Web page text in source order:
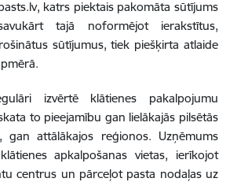
katrs piektais pakomāta sūtījums
tajā noformējot ierakstītus,
sūtījumus, tiek piešķirta atlaide
izvērtē klātienes pakalpojumu
to pieejamību gan lielākajās pilsētās
attālākajos reģionos. Uzņēmums
apkalpošanas vietas, ierīkojot
centrus un pārceļot pasta nodaļas uz